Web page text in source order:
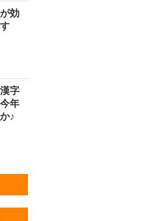
効
字
年
♪